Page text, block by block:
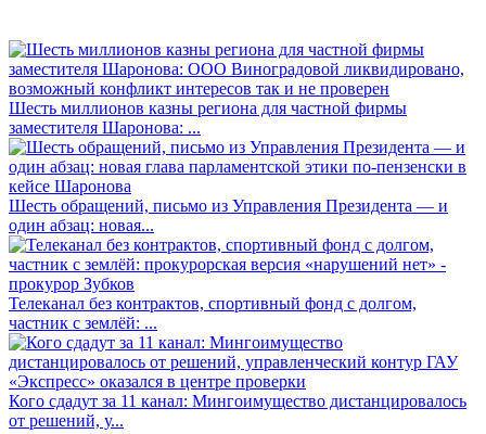
Шесть миллионов казны региона для частной фирмы
заместителя Шаронова: ...
Шесть обращений, письмо из Управления Президента — и
один абзац: новая...
Телеканал без контрактов, спортивный фонд с долгом,
частник с землёй: ...
Кого сдадут за 11 канал: Мингоимущество дистанцировалось
от решений, у...